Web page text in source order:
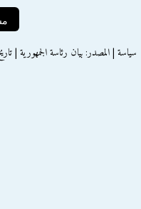
سياسة | المصدر: بيان رئاسة الجمهورية | تاريخ النشر :